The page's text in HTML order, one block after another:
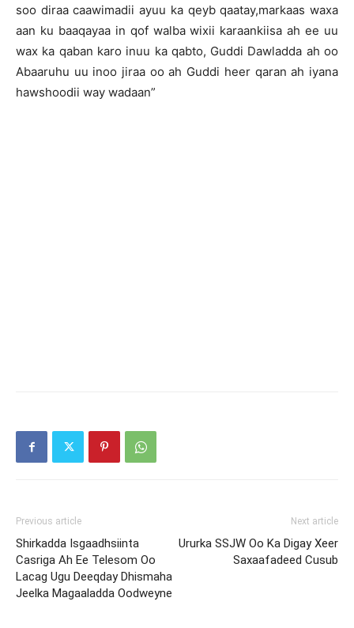
soo diraa caawimadii ayuu ka qeyb qaatay,markaas waxa
aan ku baaqayaa in qof walba wixii karaankiisa ah ee uu
wax ka qaban karo inuu ka qabto, Guddi Dawladda ah oo
Abaaruhu uu inoo jiraa oo ah Guddi heer qaran ah iyana
hawshoodii way wadaan”
Previous article
Shirkadda Isgaadhsiinta
Casriga Ah Ee Telesom Oo
Lacag Ugu Deeqday Dhismaha
Jeelka Magaaladda Oodweyne
Next article
Ururka SSJW Oo Ka Digay Xeer
Saxaafadeed Cusub